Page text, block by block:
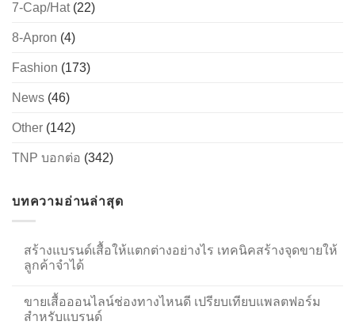
7-Cap/Hat(22)
8-Apron (4)
Fashion (173)
News (46)
Other (142)
TNP บอกต่อ (342)
บทความอ่านล่าสุด
สร้างแบรนด์เสื้อให้แตกต่างอย่างไร เทคนิคสร้างจุดขายให้
ลูกค้าจำได้
ขายเสื้อออนไลน์ช่องทางไหนดี เปรียบเทียบแพลตฟอร์ม
สำหรับแบรนด์